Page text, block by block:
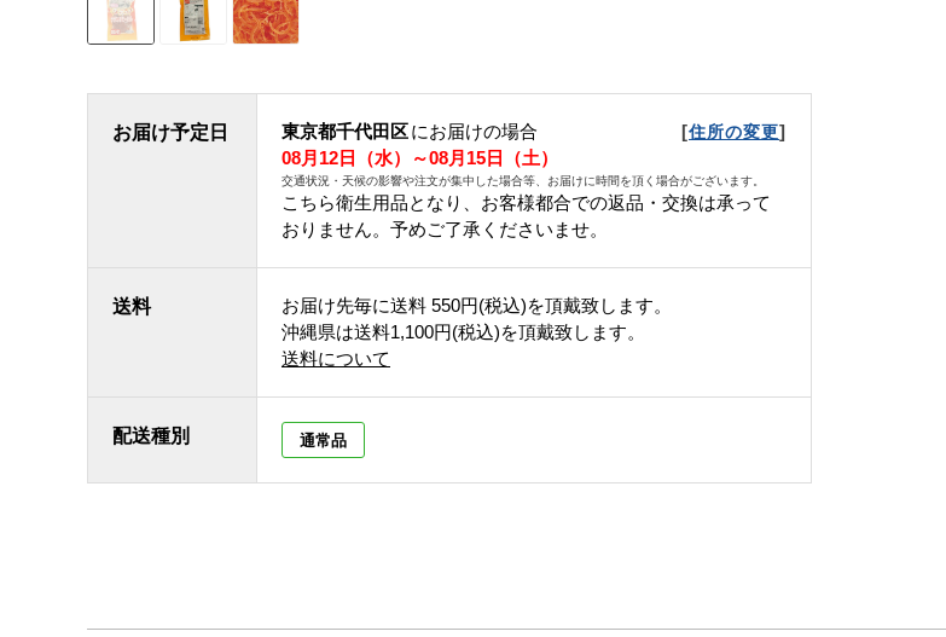
お届け予定日 東京都千代田区にお届けの場合 [住所の変更]
08月12日（水）～08月15日（土）
交通状況・天候の影響や注文が集中した場合等、お届けに時間を頂く場合がございます。
こちら衛生用品となり、お客様都合での返品・交換は承って
おりません。予めご了承くださいませ。
送料 お届け先毎に送料 550円(税込)を頂戴致します。
沖縄県は送料1,100円(税込)を頂戴致します。
送料について
配送種別 通常品